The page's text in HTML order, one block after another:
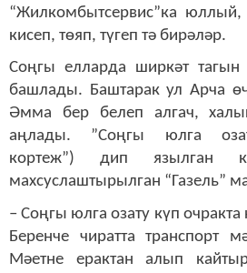
“Жилкомбытсервис”ка юллый,
кисеп, төяп, түгеп тә бирәләр.
Соңгы елларда ширкәт тагын
башлады. Баштарак ул Арча
Әмма бер белеп алгач,
аңлады. ”Соңгы юлга
кортеж”) дип язылган
махсуслаштырылган “Газель”
– Соңгы юлга озату күп
Беренче чиратта транспорт
Мәетне ерактан алып